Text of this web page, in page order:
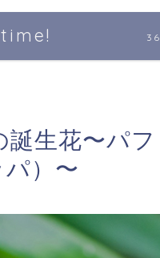
誕生花〜パ
）〜